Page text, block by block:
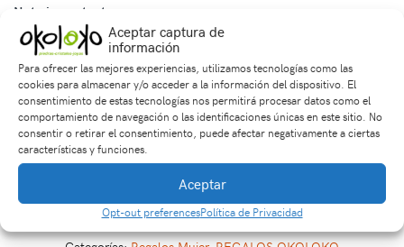
Aceptar captura de
información
Para ofrecer las mejores experiencias, utilizamos tecnologías como las
cookies para almacenar y/o acceder a la información del dispositivo. El
consentimiento de estas tecnologías nos permitirá procesar datos como el
comportamiento de navegación o las identificaciones únicas en este sitio. No
consentir o retirar el consentimiento, puede afectar negativamente a ciertas
características y funciones.
Aceptar
Opt-out preferencesPolítica de Privacidad
Nota importante
Este dúo es exclusivo de nuestra página web e incluye
empaque especial y precio preferencial.
Si lo adquieres por WhatsApp o en tienda física, está sujeto a
disponibilidad de cajas y tarjetas (si aplica), y no se garantiza
el mismo empaque. Además, el precio especial no aplica, ya
que cada pieza se vende por separado.
EAN: 7708304574892
GTIN: 7708304574892